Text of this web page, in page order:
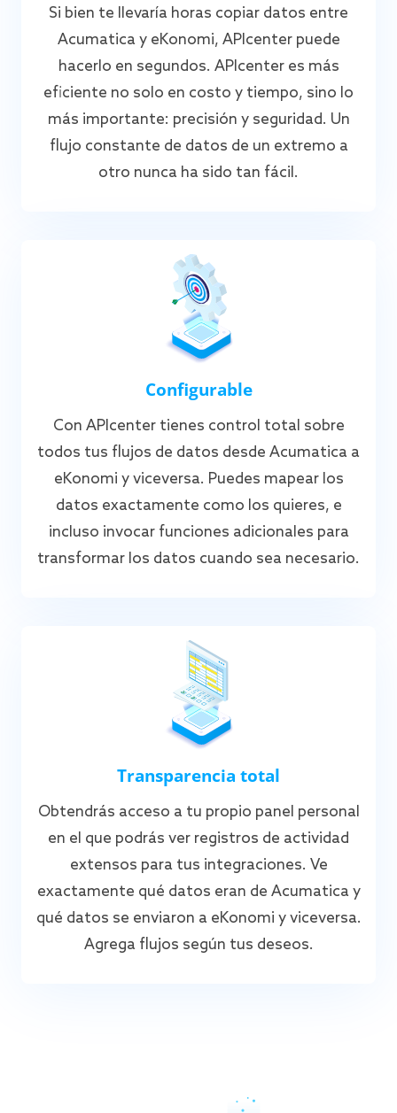
Si bien te llevaría horas copiar datos entre
Acumatica y eKonomi, APIcenter puede
hacerlo en segundos. APIcenter es más
eficiente no solo en costo y tiempo, sino lo
más importante: precisión y seguridad. Un
flujo constante de datos de un extremo a
otro nunca ha sido tan fácil.
Configurable
Con APIcenter tienes control total sobre
todos tus flujos de datos desde Acumatica a
eKonomi y viceversa. Puedes mapear los
datos exactamente como los quieres, e
incluso invocar funciones adicionales para
transformar los datos cuando sea necesario.
Transparencia total
Obtendrás acceso a tu propio panel personal
en el que podrás ver registros de actividad
extensos para tus integraciones. Ve
exactamente qué datos eran de Acumatica y
qué datos se enviaron a eKonomi y viceversa.
Agrega flujos según tus deseos.